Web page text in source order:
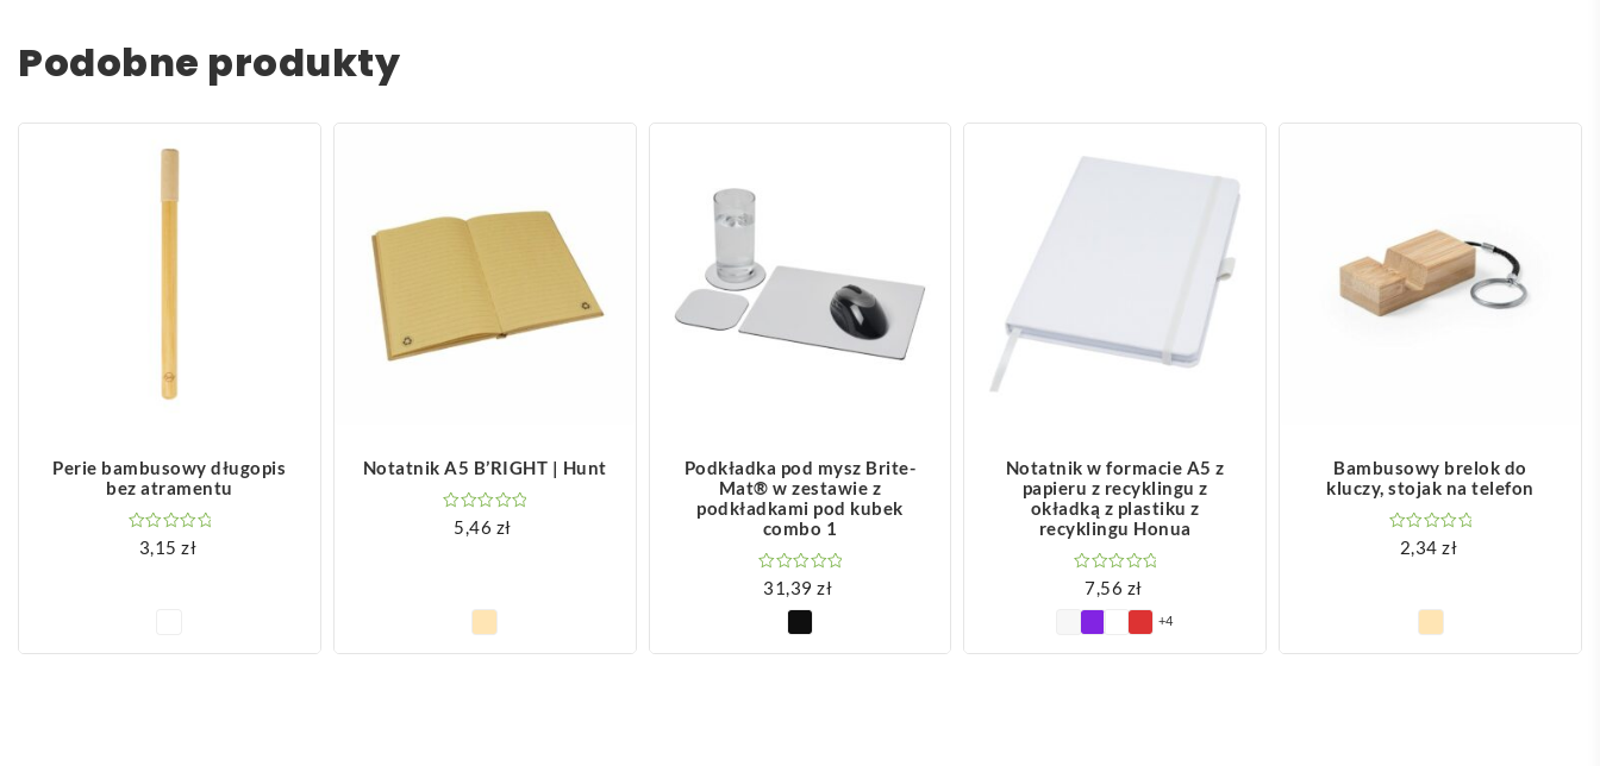
Podobne produkty
Perie bambusowy długopis
bez atramentu
3,15zł
Notatnik A5 B’RIGHT | Hunt
5,46 zł
Podkładka pod mysz Brite-
Mat® w zestawie z
podkładkami pod kubek
combo 1
31,39zł
Notatnik w formacie A5 z
papieru z recyklingu z
okładką z plastiku z
recyklingu Honua
7,56 zł
+4
Bambusowy brelok do
kluczy, stojak na telefon
2,34zł